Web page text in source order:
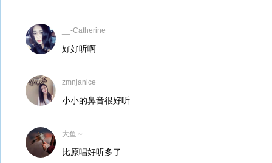
__-Catherine
好好听啊
zmnjanice
小小的鼻音很好听
大鱼～.
比原唱好听多了